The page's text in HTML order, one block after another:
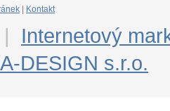
Kontakt
|
Internetový
DESIGN s.r.o.